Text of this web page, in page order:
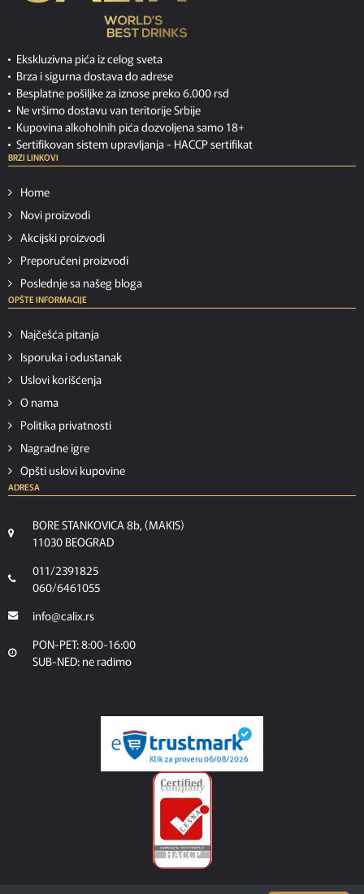
Ekskluzivna pića iz celog sveta
Brza i sigurna dostava do adrese
Besplatne pošiljke za iznose preko 6.000 rsd
Ne vršimo dostavu van teritorije Srbije
Kupovina alkoholnih pića dozvoljena samo 18+
Sertifikovan sistem upravljanja - HACCP sertifikat
BRZI LINKOVI
Home
Novi proizvodi
Akcijski proizvodi
Preporučeni proizvodi
Poslednje sa našeg bloga
OPŠTE INFORMACIJE
Najčešća pitanja
Isporuka i odustanak
Uslovi korišćenja
O nama
Politika privatnosti
Nagradne igre
Opšti uslovi kupovine
ADRESA
BORE STANKOVICA 8b, (MAKIS)
11030 BEOGRAD
011/2391825
060/6461055
info@calix.rs
PON-PET: 8:00-16:00
SUB-NED: ne radimo